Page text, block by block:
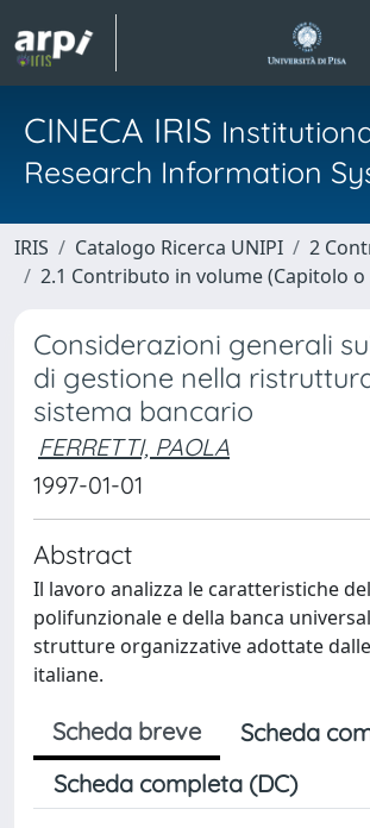
CINECA IRIS
Research Information
IRIS Catalogo Ricerca UNIPI
2
2.1 Contributo in volume (Capitolo o
Considerazioni generali
di gestione nella
sistema bancario
FERRETTI, PAOLA
1997-01-01
Abstract
Il lavoro analizza le caratteristiche
polifunzionale e della banca
strutture organizzative adottate
italiane.
Scheda breve
Scheda
Scheda completa (DC)